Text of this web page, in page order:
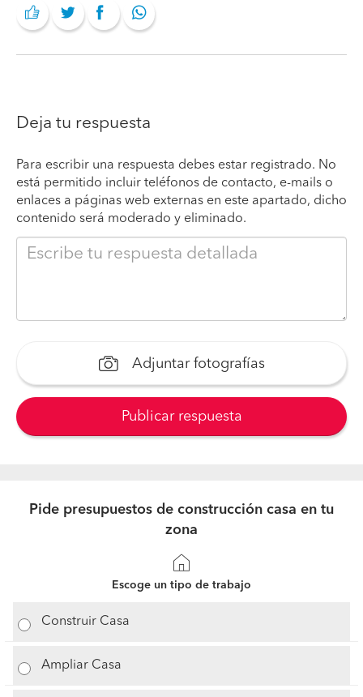
Deja tu respuesta
Para escribir una respuesta debes estar registrado. No
está permitido incluir teléfonos de contacto, e-mails o
enlaces a páginas web externas en este apartado, dicho
contenido será moderado y eliminado.
Adjuntar fotografías
Publicar respuesta
Pide presupuestos de construcción casa en tu
zona
Escoge un tipo de trabajo
Construir Casa
Ampliar Casa